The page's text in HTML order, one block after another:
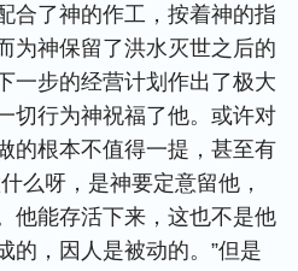
合了神的作工，按着神的指
为神保留了洪水灭世之后的
一步的经营计划作出了极大
切行为神祝福了他。或许对
的根本不值得一提，甚至有
么呀，是神要定意留他，
他能存活下来，这也不是他
的，因人是被动的。”但是